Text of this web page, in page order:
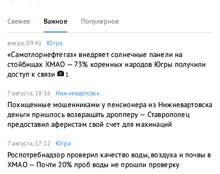
Свежее Важное Популярное
вчера, 09:41 Югра
«Самотлорнефтегаз» внедряет солнечные панели на
стойбищах ХМАО — 73% коренных народов Югры получили
доступ к связи
1
7 августа, 18:16 Нижневартовск
Похищенные мошенниками у пенсионера из Нижневартовска
деньги пришлось возвращать дропперу — Ставрополец
предоставил аферистам свой счет для махинаций
7 августа, 17:12 Югра
Роспотребнадзор проверил качество воды, воздуха и почвы в
ХМАО — Почти 20% проб воды не прошли проверку